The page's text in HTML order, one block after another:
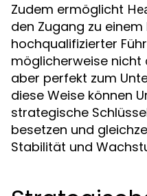
Zudem ermöglicht
den Zugang zu einem
hochqualifizierter
möglicherweise nicht
aber perfekt zum
diese Weise können
strategische
besetzen und
Stabilität und